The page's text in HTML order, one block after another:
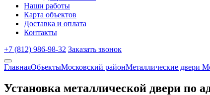
Наши работы
Карта объектов
Доставка и оплата
Контакты
+7 (812) 986-98-32 Заказать звонок
ГлавнаяОбъектыМосковский районМеталлические двери
Установка металлической двери по